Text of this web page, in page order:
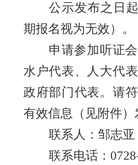
公示发布之日
期报名视为无效）。
申请参加听证
水户代表、
人大代
政府部门代表。请
有效信息（见附件
联系人：邹志亚
联系电话： 0728